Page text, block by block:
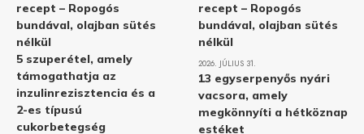
recept – Ropogós
bundával, olajban sütés
nélkül
5 szuperétel, amely
támogathatja az
inzulinrezisztencia és a
2-es típusú
cukorbetegség
recept – Ropogós
bundával, olajban sütés
nélkül
2026. JÚLIUS 31.
13 egyserpenyős nyári
vacsora, amely
megkönnyíti a hétköznap
estéket